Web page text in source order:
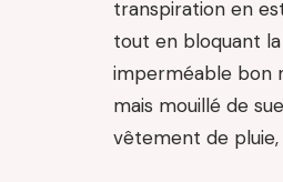
transpiration en
tout en bloquant la
imperméable bon
mais mouillé de
vêtement de pluie,